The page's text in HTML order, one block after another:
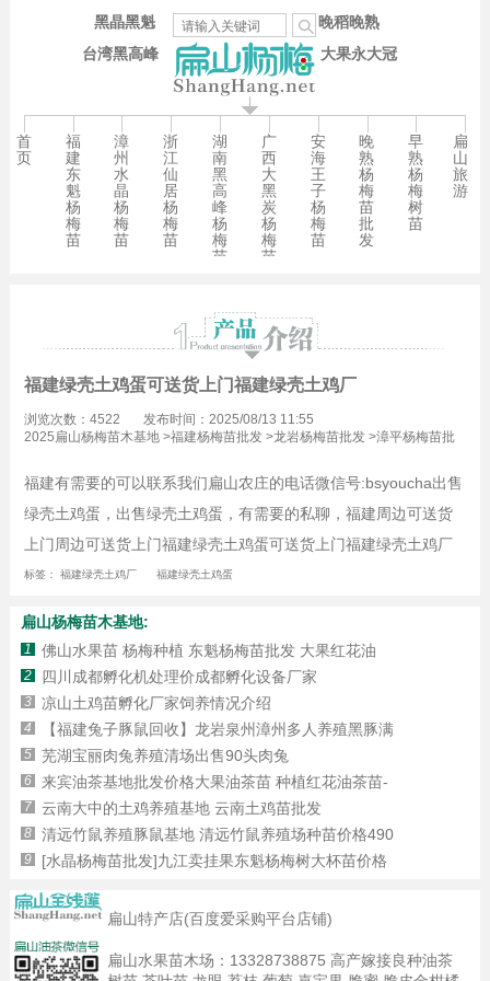
台湾黑高峰
晚稻晚熟
大果永大冠
黑晶黑魁
首
页
福
建
东
魁
杨
梅
苗
漳
州
水
晶
杨
梅
苗
浙
江
仙
居
杨
梅
苗
湖
南
黑
高
峰
杨
梅
苗
广
西
大
黑
炭
杨
梅
苗
安
海
王
子
杨
梅
苗
晚
熟
杨
梅
苗
批
发
早
熟
杨
梅
树
苗
扁
山
旅
游
福建绿壳土鸡蛋可送货上门福建绿壳土鸡厂
浏览次数：4522
发布时间：2025/08/13 11:55
2025扁山杨梅苗木基地>福建杨梅苗批发>龙岩杨梅苗批发>漳平杨梅苗批
福建有需要的可以联系我们扁山农庄的电话微信号:bsyoucha出售
绿壳土鸡蛋，出售绿壳土鸡蛋，有需要的私聊，福建周边可送货
上门周边可送货上门福建绿壳土鸡蛋可送货上门福建绿壳土鸡厂
标签： 福建绿壳土鸡厂 福建绿壳土鸡蛋
扁山杨梅苗木基地:
1 佛山水果苗 杨梅种植 东魁杨梅苗批发 大果红花油
2 四川成都孵化机处理价成都孵化设备厂家
3 凉山土鸡苗孵化厂家饲养情况介绍
4 【福建兔子豚鼠回收】龙岩泉州漳州多人养殖黑豚满
5 芜湖宝丽肉兔养殖清场出售90头肉兔
6 来宾油茶基地批发价格大果油茶苗 种植红花油茶苗-
7 云南大中的土鸡养殖基地 云南土鸡苗批发
8 清远竹鼠养殖豚鼠基地 清远竹鼠养殖场种苗价格490
9 [水晶杨梅苗批发]九江卖挂果东魁杨梅树大杯苗价格
扁山特产店(百度爱采购平台店铺)
扁山水果苗木场： 13328738875 高产嫁接良种油茶